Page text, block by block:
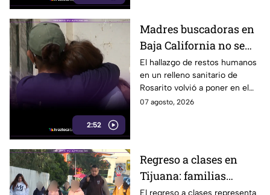
2:52
Madres buscadoras en
Baja California no se
detienen: hallazgo de
restos humanos
reaviva la
preocupación
El hallazgo de restos humanos
en un relleno sanitario de
Rosarito volvió a poner en el
centro la labor de las madres
07 agosto, 2026
Regreso a clases en
Tijuana: familias
podrían gastar hasta 5